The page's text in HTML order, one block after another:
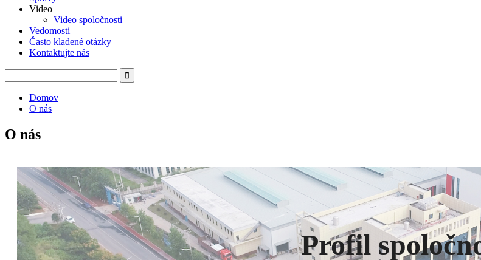
Video
Video spoločnosti
Vedomosti
Často kladené otázky
Kontaktujte nás
Domov
O nás
O nás
Profil